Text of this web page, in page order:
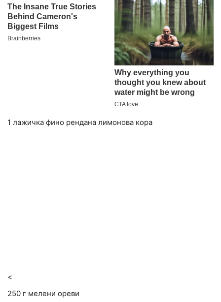
1 лажичка фино рендана лимонова кора
<
250 г мелени ореви